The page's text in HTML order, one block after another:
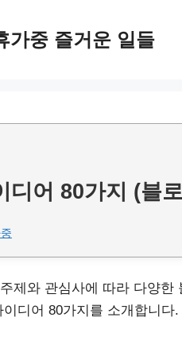
가중 즐거운 일들
디어 80가지 (블
제와 관심사에 따라 다양
디어 80가지를 소개합니다.